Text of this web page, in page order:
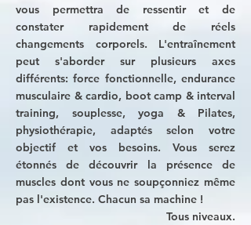
vous permettra de ressentir et de
constater rapidement de réels
changements corporels. L'entraînement
peut s'aborder sur plusieurs axes
différents: force fonctionnelle, endurance
musculaire & cardio, boot camp & interval
training, souplesse, yoga & Pilates,
physiothérapie, adaptés selon votre
objectif et vos besoins. Vous serez
étonnés de découvrir la présence de
muscles dont vous ne soupçonniez même
pas l'existence. Chacun sa machine !
Tous niveaux.